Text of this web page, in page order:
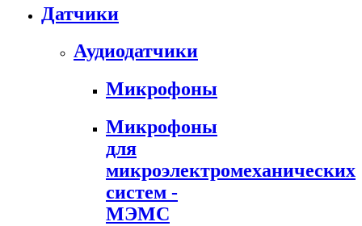
Датчики
Аудиодатчики
Микрофоны
Микрофоны
для
микроэлектромеханических
систем -
МЭМС